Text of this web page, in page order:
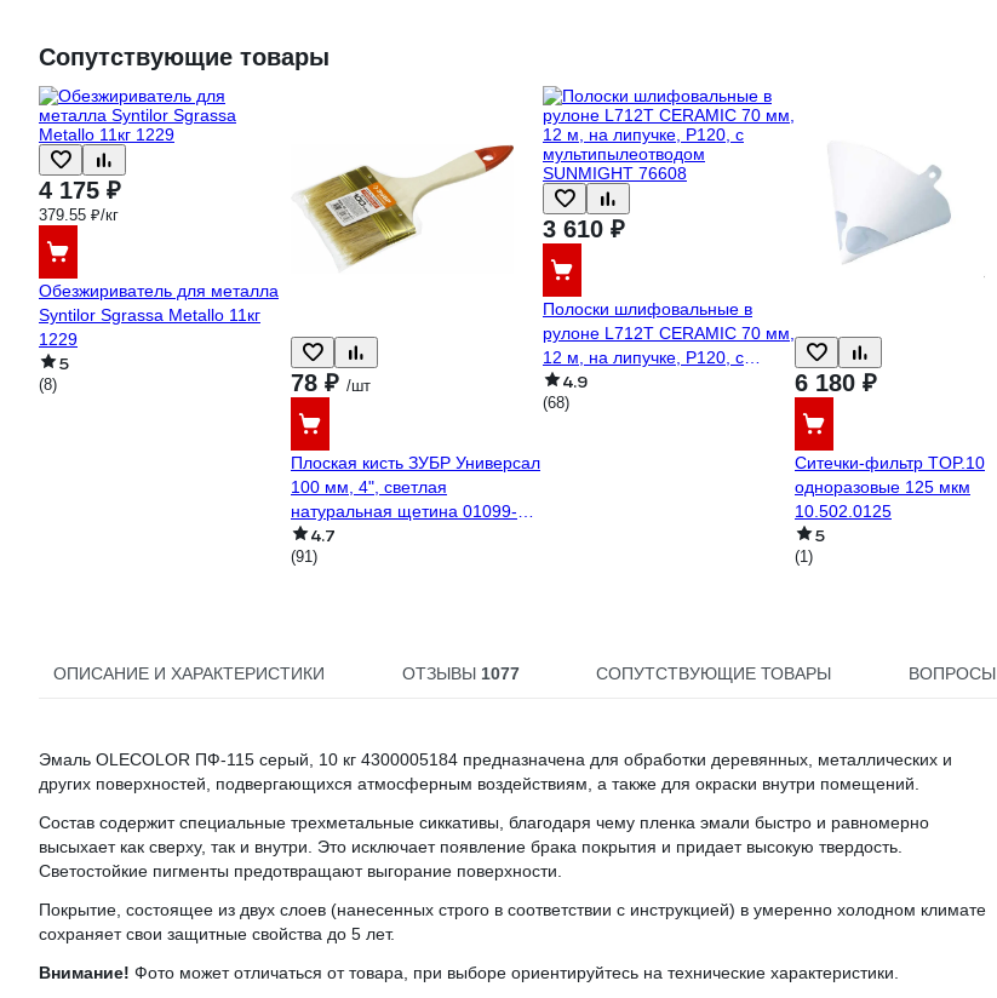
Сопутствующие товары
4 175 ₽
379.55 ₽/кг
Обезжириватель для металла
Syntilor Sgrassa Metallo 11кг
1229
5
(8) 78 ₽ /шт
Плоская кисть ЗУБР Универсал
100 мм, 4", светлая
натуральная щетина 01099-
100_z01
4.7
(91)
3 610 ₽
Полоски шлифовальные в
рулоне L712T CERAMIC 70 мм,
12 м, на липучке, P120, с
мультипылеотводом
SUNMIGHT 76608
4.9
(68)
6 180 ₽
Ситечки-фильтр TOP.10
одноразовые 125 мкм
10.502.0125
5
(1)
ОПИСАНИЕ И ХАРАКТЕРИСТИКИ ОТЗЫВЫ 1077 СОПУТСТВУЮЩИЕ ТОВАРЫ ВОПРОСЫ
Эмаль OLECOLOR ПФ-115 серый, 10 кг 4300005184 предназначена для обработки деревянных, металлических и
других поверхностей, подвергающихся атмосферным воздействиям, а также для окраски внутри помещений.
Состав содержит специальные трехметальные сиккативы, благодаря чему пленка эмали быстро и равномерно
высыхает как сверху, так и внутри. Это исключает появление брака покрытия и придает высокую твердость.
Светостойкие пигменты предотвращают выгорание поверхности.
Покрытие, состоящее из двух слоев (нанесенных строго в соответствии с инструкцией) в умеренно холодном климате
сохраняет свои защитные свойства до 5 лет.
Внимание! Фото может отличаться от товара, при выборе ориентируйтесь на технические характеристики.